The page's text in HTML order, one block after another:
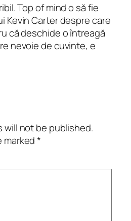
Top of mind o să fie
Kevin Carter despre care
că deschide o întreagă
nevoie de cuvinte, e
will not be published.
marked*